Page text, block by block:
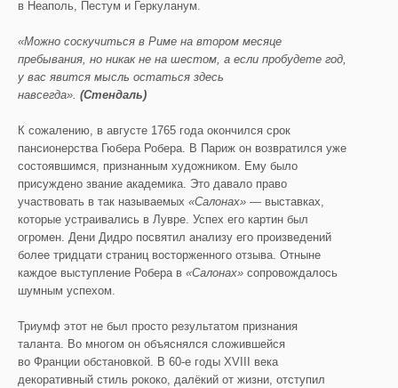
в Неаполь, Пестум и Геркуланум.
«Можно соскучиться в Риме на втором месяце
пребывания, но никак не на шестом, а если пробудете год,
у вас явится мысль остаться здесь
навсегда». (Стендаль)
К сожалению, в августе 1765 года окончился срок
пансионерства Гюбера Робера. В Париж он возвратился уже
состоявшимся, признанным художником. Ему было
присуждено звание академика. Это давало право
участвовать в так называемых «Салонах» — выставках,
которые устраивались в Лувре. Успех его картин был
огромен. Дени Дидро посвятил анализу его произведений
более тридцати страниц восторженного отзыва. Отныне
каждое выступление Робера в «Салонах» сопровождалось
шумным успехом.
Триумф этот не был просто результатом признания
таланта. Во многом он объяснялся сложившейся
во Франции обстановкой. В 60-е годы XVIII века
декоративный стиль рококо, далёкий от жизни, отступил